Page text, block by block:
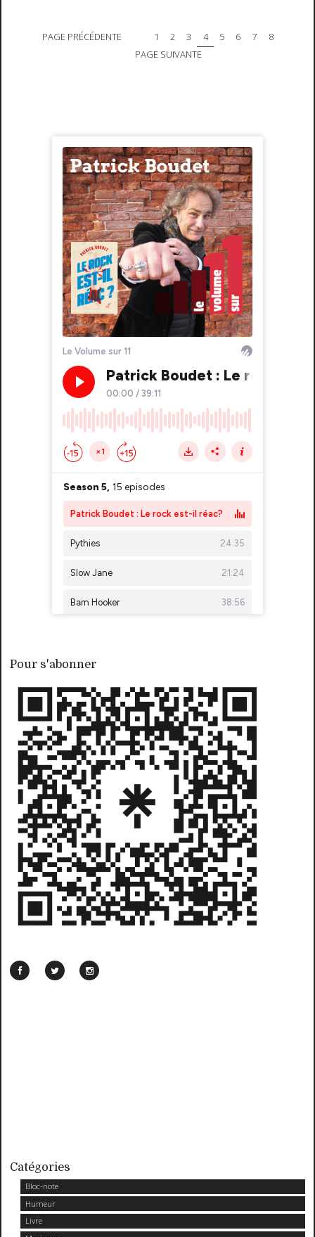
Pour s'abonner
Catégories
Bloc-note
Humeur
Livre
PAGE PRÉCÉDENTE 1 2 3 4 5 6 7
8
PAGE SUIVANTE